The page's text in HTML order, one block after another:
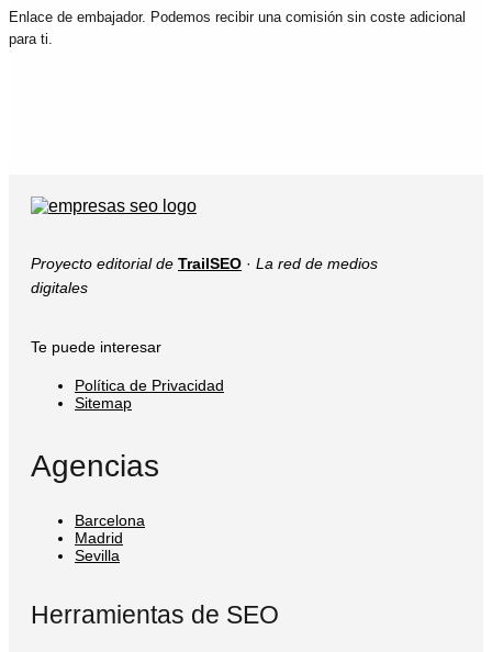
Enlace de embajador. Podemos recibir una comisión sin coste adicional
para ti.
Proyecto editorial de TrailSEO · La red de medios
digitales
Te puede interesar
Política de Privacidad
Sitemap
Agencias
Barcelona
Madrid
Sevilla
Herramientas de SEO